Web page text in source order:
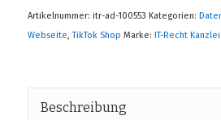
Artikelnummer: itr-ad-100553 Kategorien:
Webseite,TikTok Shop Marke: IT-Recht Kanzlei
Beschreibung